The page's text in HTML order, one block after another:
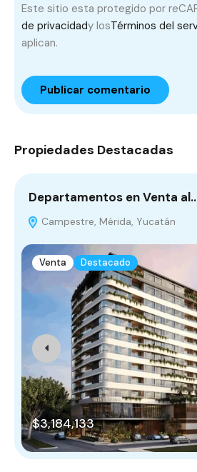
Este sitio esta protegido por
de privacidady losTérminos del
aplican.
Propiedades Destacadas
Departamentos en Venta
Campestre, Mérida, Yucatán
Venta Destacado
$3,184,133